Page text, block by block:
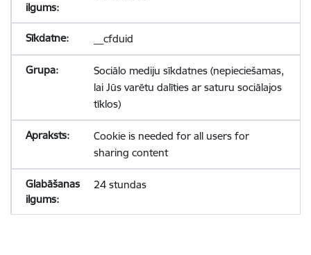
__cfduid
Sociālo mediju sīkdatnes (nepieciešamas,
lai Jūs varētu dalīties ar saturu sociālajos
tīklos)
Cookie is needed for all users for
sharing content
24 stundas